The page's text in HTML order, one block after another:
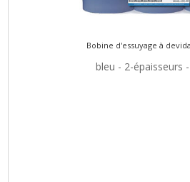
Bobine d'essuyage à
bleu - 2-épaisseurs